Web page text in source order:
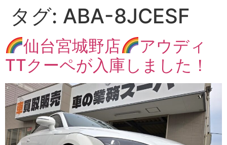
タグ: ABA-8JCESF
仙台宮城野店
アウディ
TTクーペが入庫しました！